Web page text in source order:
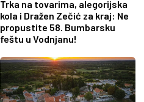
Trka na tovarima, alegorijska
kola i Dražen Zečić za kraj: Ne
propustite 58. Bumbarsku
feštu u Vodnjanu!